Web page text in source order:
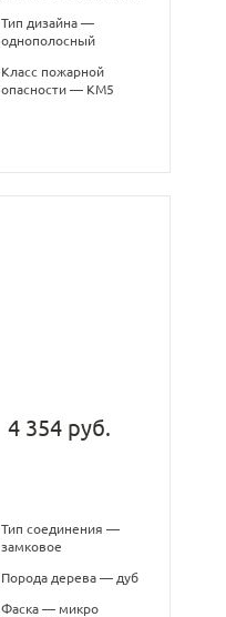
Тип дизайна —
однополосный
Класс пожарной
опасности — КМ5
4 354 руб.
Тип соединения —
замковое
Порода дерева — дуб
Фаска — микро